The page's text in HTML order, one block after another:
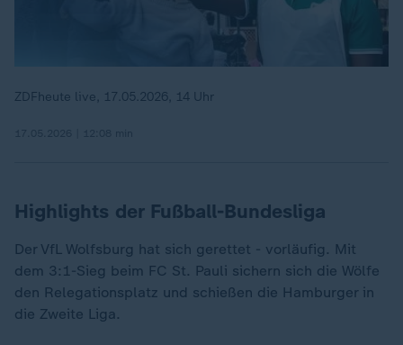
ZDFheute live, 17.05.2026, 14 Uhr
Highlights der Fußball-Bundesliga
Der VfL Wolfsburg hat sich gerettet - vorläufig. Mit
dem 3:1-Sieg beim FC St. Pauli sichern sich die Wölfe
den Relegationsplatz und schießen die Hamburger in
die Zweite Liga.